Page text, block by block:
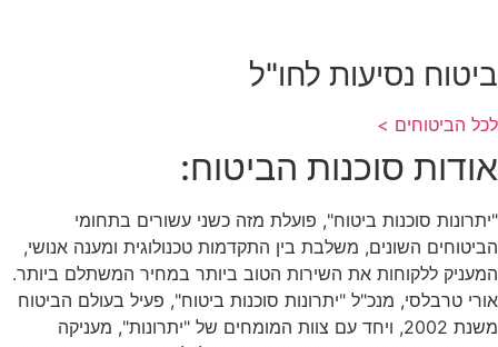
ביטוח נסיעות לחו"ל
לכל הביטוחים >
אודות סוכנות הביטוח:
"יתרונות סוכנות ביטוח", פועלת מזה כשני עשורים בתחומי
הביטוחים השונים, משלבת בין התקדמות טכנולוגית ומענה אנושי,
המעניק ללקוחות את השירות הטוב ביותר במחיר המשתלם ביותר.
אורי טרבלסי, מנכ"ל "יתרונות סוכנות ביטוח", פעיל בעולם הביטוח
משנת 2002, ויחד עם צוות המומחים של "יתרונות", מעניקה